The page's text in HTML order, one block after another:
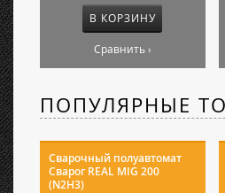
В КОРЗИНУ
Сравнить ›
ПОПУЛЯРНЫЕ
Сварочный полуавтомат
Сварог REAL MIG 200
(N2H3)